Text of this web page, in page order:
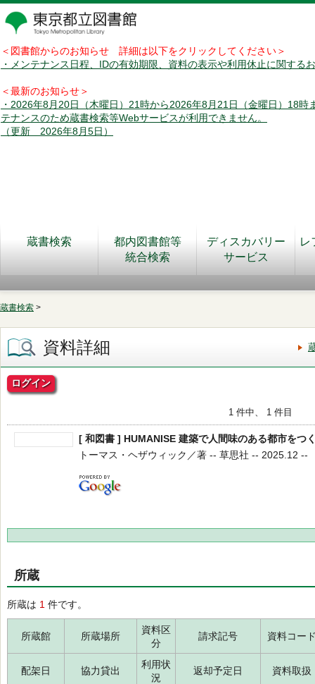
＜図書館からのお知らせ 詳細は以下をクリックしてください＞
・メンテナンス日程、IDの有効期限、資料の表示や利用休止に関する
＜最新のお知らせ＞
・2026年8月20日（木曜日）21時から2026年8月21日（金曜日）18時
テナンスのため蔵書検索等Webサービスが利用できません。
（更新 2026年8月5日）
蔵書検索
都内図書館等
統合検索
ディスカバリー
サービス
レ
蔵書検索 >
資料詳細
ログイン
1 件中、 1 件目
[ 和図書 ] HUMANISE 建築で人間味のある都市をつ
トーマス・ヘザウィック／著 -- 草思社 -- 2025.12 --
所蔵
所蔵は 1 件です。
所蔵館 所蔵場所
資料区
分
請求記号 資料コー
配架日 協力貸出
利用状
況
返却予定日 資料取扱